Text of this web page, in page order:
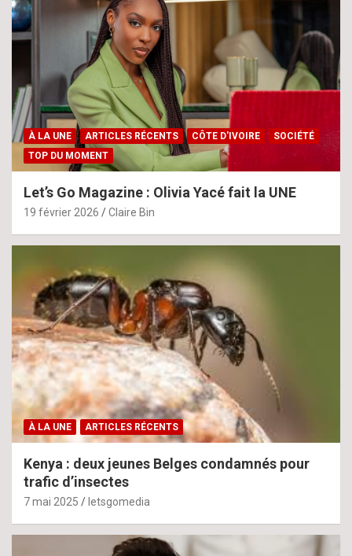
À LA UNE ARTICLES RÉCENTS CÔTE D'IVOIRE
SOCIÉTÉ
TOP DU MOMENT
Let’s Go Magazine : Olivia Yacé fait la UNE
19 février 2026 Claire Bin
À LA UNE ARTICLES RÉCENTS
Kenya : deux jeunes Belges condamnés pour
trafic d’insectes
7 mai 2025 letsgomedia